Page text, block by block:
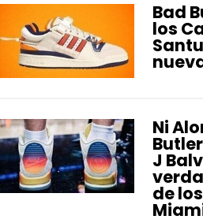
Bad
los
Ni
J
de